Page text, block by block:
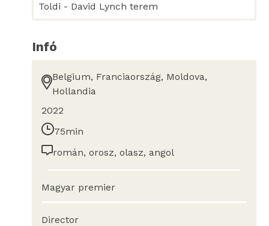
Toldi - David Lynch terem
Infó
Belgium, Franciaország, Moldova,
Hollandia
2022
75min
román, orosz, olasz, angol
Magyar premier
Director